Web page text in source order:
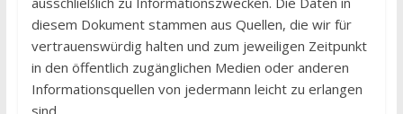
diesem Dokument stammen aus Quellen, die wir für
vertrauenswürdig halten und zum jeweiligen Zeitpunkt
in den öffentlich zugänglichen Medien oder anderen
Informationsquellen von jedermann leicht zu erlangen
sind.